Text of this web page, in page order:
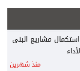
مشاريع البنى
منذ شهرين